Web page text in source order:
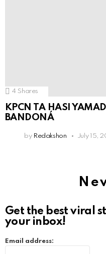
4 Shares
KPCN TA HASI
BANDONÁ
by Redakshon July 15,
Get the best viral
your inbox!
Email address: